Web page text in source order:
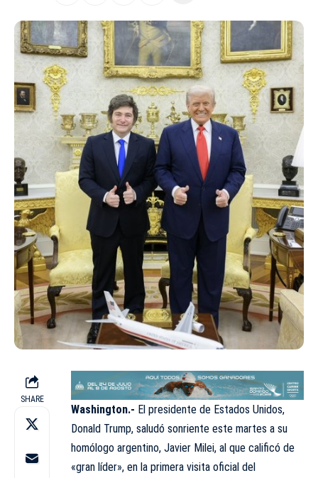
SHARE
Washington.- El presidente de Estados Unidos,
Donald Trump, saludó sonriente este martes a su
homólogo argentino, Javier Milei, al que calificó de
«gran líder», en la primera visita oficial del